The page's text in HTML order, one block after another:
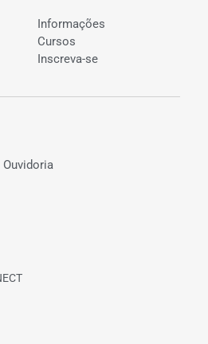
Informações
Cursos
Inscreva-se
Ouvidoria